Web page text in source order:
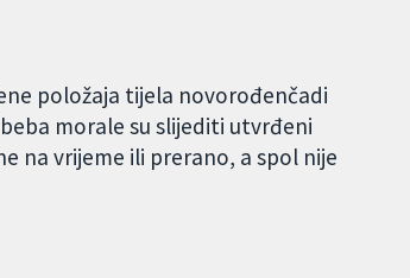
položaja tijela novorođenčadi
morale su slijediti utvrđeni
na vrijeme ili prerano, a spol nije